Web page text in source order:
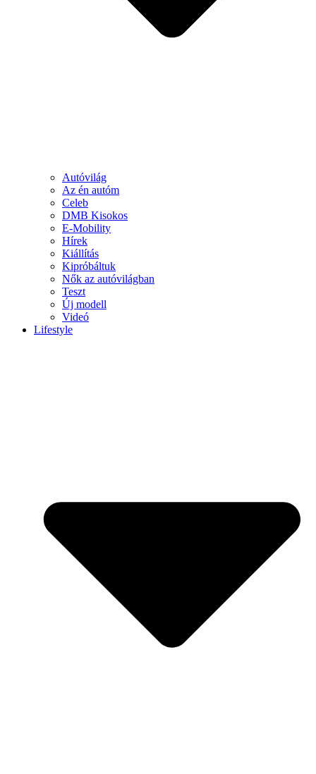
Autóvilág
Az én autóm
Celeb
DMB Kisokos
E-Mobility
Hírek
Kiállítás
Kipróbáltuk
Nők az autóvilágban
Teszt
Új modell
Videó
Lifestyle